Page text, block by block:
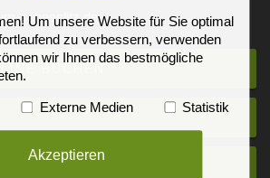
schesslitz.de
BUCHEN
Um unsere Website für Sie optimal
zu verbessern, verwenden
wir Ihnen das bestmögliche
Externe Medien Statistik
Akzeptieren